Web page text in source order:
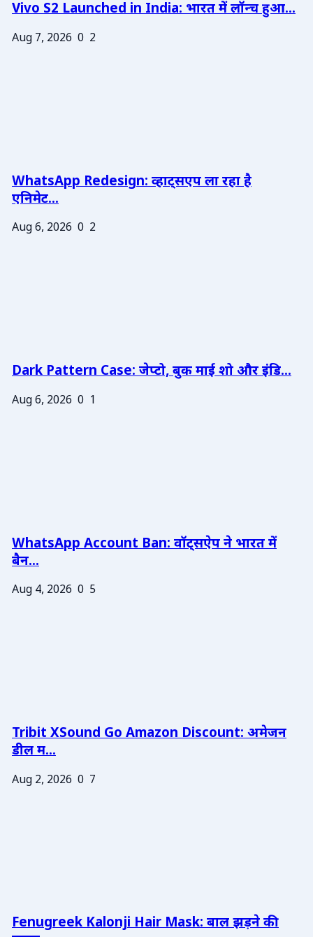
Vivo S2 Launched in India: भारत में लॉन्च हुआ...
Aug 7, 2026 0 2
WhatsApp Redesign: व्हाट्सएप ला रहा है
एनिमेट...
Aug 6, 2026 0 2
Dark Pattern Case: जेप्टो, बुक माई शो और इंडि...
Aug 6, 2026 0 1
WhatsApp Account Ban: वॉट्सऐप ने भारत में
बैन...
Aug 4, 2026 0 5
Tribit XSound Go Amazon Discount: अमेजन
डील म...
Aug 2, 2026 0 7
Fenugreek Kalonji Hair Mask: बाल झड़ने की